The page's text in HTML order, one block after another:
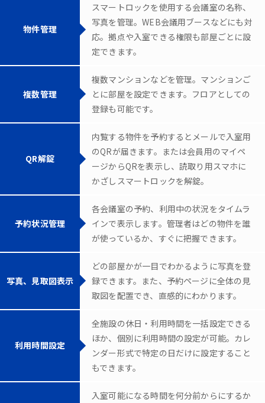
物件管理
スマートロックを使用する会議室の名称、
写真を管理。WEB会議用ブースなどにも対
応。拠点や入室できる権限も部屋ごとに設
定できます。
複数管理
複数マンションなどを管理。マンションご
とに部屋を設定できます。フロアとしての
登録も可能です。
QR解錠
内覧する物件を予約するとメールで入室用
のQRが届きます。または会員用のマイペ
ージからQRを表示し、読取り用スマホに
かざしスマートロックを解錠。
予約状況管理
各会議室の予約、利用中の状況をタイムラ
インで表示します。管理者はどの物件を誰
が使っているか、すぐに把握できます。
写真、見取図表示
どの部屋かが一目でわかるように写真を登
録できます。また、予約ページに全体の見
取図を配置でき、直感的にわかります。
利用時間設定
全施設の休日・利用時間を一括設定できる
ほか、個別に利用時間の設定が可能。カレ
ンダー形式で特定の日だけに設定すること
もできます。
入室可能になる時間を何分前からにするか